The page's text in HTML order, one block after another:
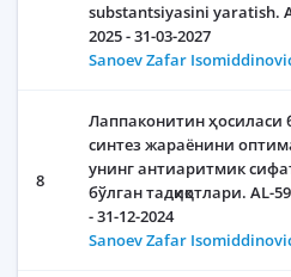
substantsiyasini yaratish.
2025 - 31-03-2027
Sanoev Zafar
8
Лаппаконитин ҳосиласи
синтез жараёнини
унинг антиаритмик
бўлган тадқиқотлари. AL-
- 31-12-2024
Sanoev Zafar